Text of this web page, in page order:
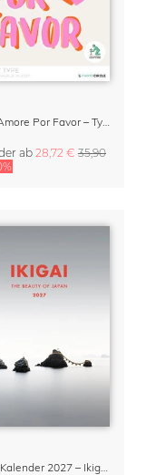
More Amore Por Favor – Typographie Kalender 2027
ab 28,72 € 35,90
Japan Kalender 2027 – Ikigai Planer & Organizer